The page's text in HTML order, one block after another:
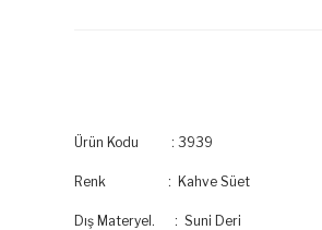
Ürün Kodu : 3939
Renk : Kahve Süet
Dış Materyel. : Suni Deri